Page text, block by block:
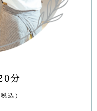
分
込)